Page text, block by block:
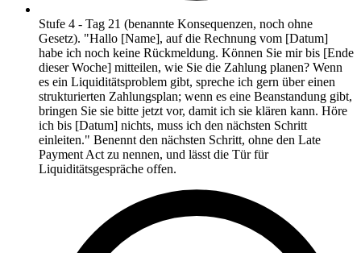
Stufe 4 - Tag 21 (benannte Konsequenzen, noch ohne
Gesetz). "Hallo [Name], auf die Rechnung vom [Datum]
habe ich noch keine Rückmeldung. Können Sie mir bis [Ende
dieser Woche] mitteilen, wie Sie die Zahlung planen? Wenn
es ein Liquiditätsproblem gibt, spreche ich gern über einen
strukturierten Zahlungsplan; wenn es eine Beanstandung gibt,
bringen Sie sie bitte jetzt vor, damit ich sie klären kann. Höre
ich bis [Datum] nichts, muss ich den nächsten Schritt
einleiten." Benennt den nächsten Schritt, ohne den Late
Payment Act zu nennen, und lässt die Tür für
Liquiditätsgespräche offen.